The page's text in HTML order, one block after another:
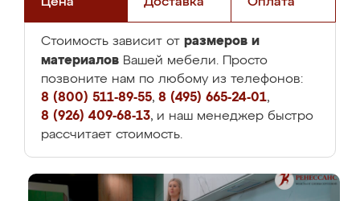
Стоимость зависит от размеров и
материалов Вашей мебели. Просто
позвоните нам по любому из телефонов:
8 (800) 511-89-55, 8 (495) 665-24-01,
8 (926) 409-68-13, и наш менеджер быстро
рассчитает стоимость.